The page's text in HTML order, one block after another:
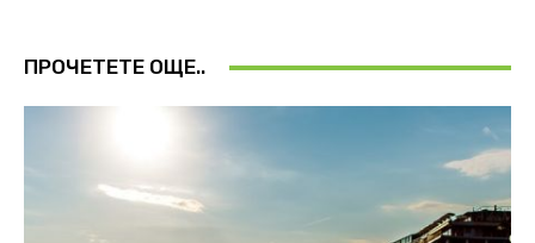
ПРОЧЕТЕТЕ ОЩЕ..